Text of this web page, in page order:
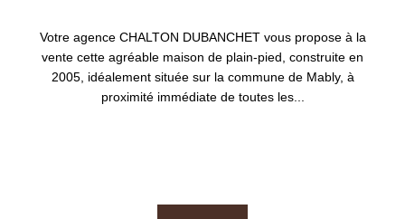
Votre agence CHALTON DUBANCHET vous propose à la
vente cette agréable maison de plain-pied, construite en
2005, idéalement située sur la commune de Mably, à
proximité immédiate de toutes les...